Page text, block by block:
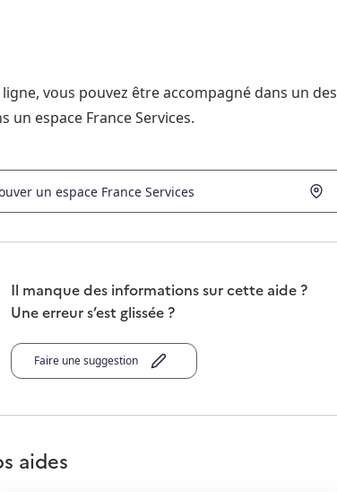
vous pouvez être accompagné dans un des
un espace France Services.
un espace France Services
Il manque des informations sur cette aide ?
Une erreur s’est glissée ?
Faire une suggestion
aides